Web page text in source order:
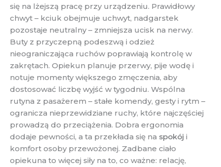
się na lżejszą pracę przy urządzeniu. Prawidłowy
chwyt – kciuk obejmuje uchwyt, nadgarstek
pozostaje neutralny – zmniejsza ucisk na nerwy.
Buty z przyczepną podeszwą i odzież
nieograniczająca ruchów poprawiają kontrolę w
zakrętach. Opiekun planuje przerwy, pije wodę i
notuje momenty większego zmęczenia, aby
dostosować liczbę wyjść w tygodniu. Wspólna
rutyna z pasażerem – stałe komendy, gesty i rytm –
ogranicza nieprzewidziane ruchy, które najczęściej
prowadzą do przeciążenia. Dobra ergonomia
dodaje pewności, a ta przekłada się na spokój i
komfort osoby przewożonej. Zadbane ciało
opiekuna to więcej siły na to, co ważne: relację,